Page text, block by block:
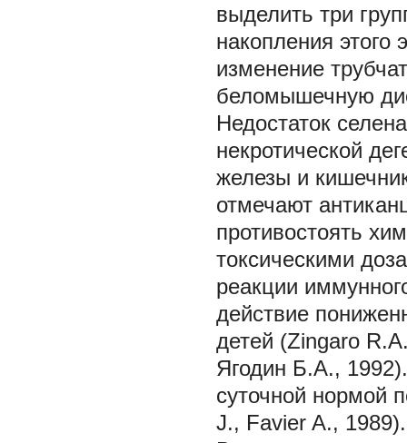
выделить три
накопления
изменение
беломышечную
Недостаток
некротической
железы и
отмечают
противостоять
токсическими
реакции
действие
детей (Zingaro
Ягодин Б.А.,
суточной нормой
J., Favier A., 1989).